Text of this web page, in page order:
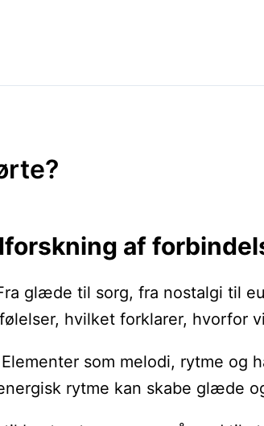
af
glæde til sorg, fra nostalgi til
hvilket forklarer,
som melodi, rytme
rytme kan skabe glæde